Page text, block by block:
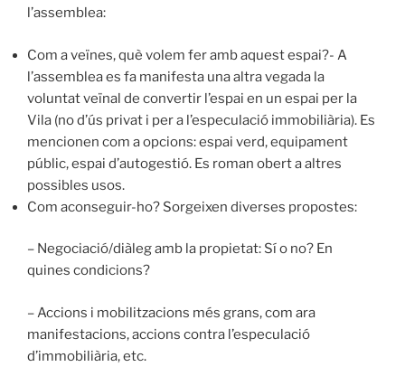
l’assemblea:
Com a veïnes, què volem fer amb aquest espai?- A
l’assemblea es fa manifesta una altra vegada la
voluntat veïnal de convertir l’espai en un espai per la
Vila (no d’ús privat i per a l’especulació immobiliària). Es
mencionen com a opcions: espai verd, equipament
públic, espai d’autogestió. Es roman obert a altres
possibles usos.
Com aconseguir-ho? Sorgeixen diverses propostes:
– Negociació/diàleg amb la propietat: Sí o no? En
quines condicions?
– Accions i mobilitzacions més grans, com ara
manifestacions, accions contra l’especulació
d’immobiliària, etc.